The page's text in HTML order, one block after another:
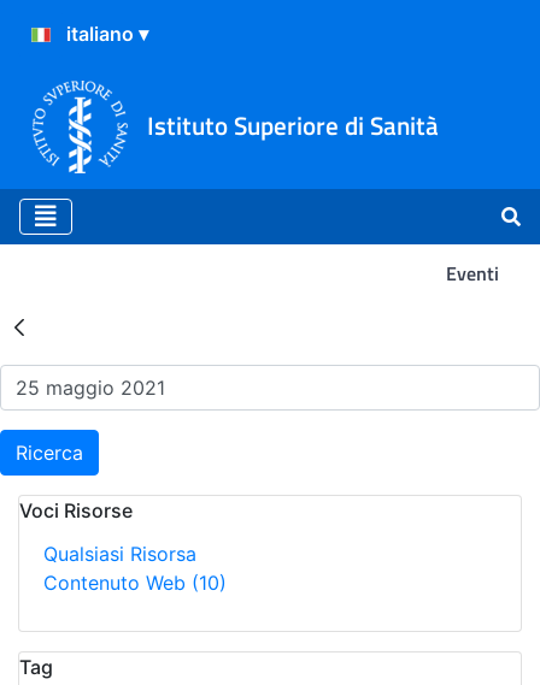
Istituto Superiore di Sanità
Eventi
Risultati della Ricerca -
Ricerca
Voci Risorse
Qualsiasi Risorsa
Contenuto Web (10)
Tag